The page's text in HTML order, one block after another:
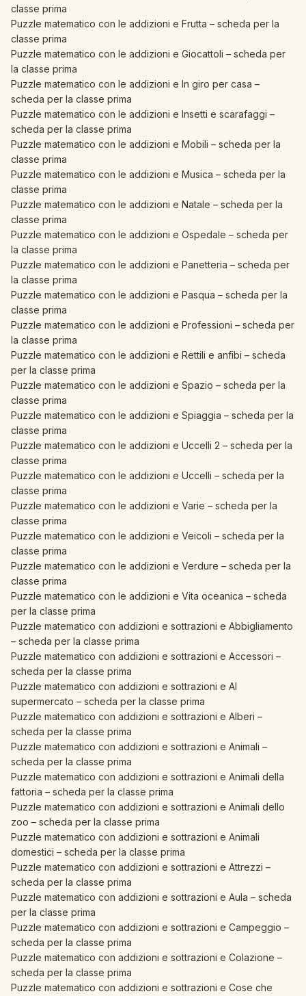
classe prima
Puzzle matematico con le addizioni e Frutta – scheda per la
classe prima
Puzzle matematico con le addizioni e Giocattoli – scheda per
la classe prima
Puzzle matematico con le addizioni e In giro per casa –
scheda per la classe prima
Puzzle matematico con le addizioni e Insetti e scarafaggi –
scheda per la classe prima
Puzzle matematico con le addizioni e Mobili – scheda per la
classe prima
Puzzle matematico con le addizioni e Musica – scheda per la
classe prima
Puzzle matematico con le addizioni e Natale – scheda per la
classe prima
Puzzle matematico con le addizioni e Ospedale – scheda per
la classe prima
Puzzle matematico con le addizioni e Panetteria – scheda per
la classe prima
Puzzle matematico con le addizioni e Pasqua – scheda per la
classe prima
Puzzle matematico con le addizioni e Professioni – scheda per
la classe prima
Puzzle matematico con le addizioni e Rettili e anfibi – scheda
per la classe prima
Puzzle matematico con le addizioni e Spazio – scheda per la
classe prima
Puzzle matematico con le addizioni e Spiaggia – scheda per la
classe prima
Puzzle matematico con le addizioni e Uccelli 2 – scheda per la
classe prima
Puzzle matematico con le addizioni e Uccelli – scheda per la
classe prima
Puzzle matematico con le addizioni e Varie – scheda per la
classe prima
Puzzle matematico con le addizioni e Veicoli – scheda per la
classe prima
Puzzle matematico con le addizioni e Verdure – scheda per la
classe prima
Puzzle matematico con le addizioni e Vita oceanica – scheda
per la classe prima
Puzzle matematico con addizioni e sottrazioni e Abbigliamento
– scheda per la classe prima
Puzzle matematico con addizioni e sottrazioni e Accessori –
scheda per la classe prima
Puzzle matematico con addizioni e sottrazioni e Al
supermercato – scheda per la classe prima
Puzzle matematico con addizioni e sottrazioni e Alberi –
scheda per la classe prima
Puzzle matematico con addizioni e sottrazioni e Animali –
scheda per la classe prima
Puzzle matematico con addizioni e sottrazioni e Animali della
fattoria – scheda per la classe prima
Puzzle matematico con addizioni e sottrazioni e Animali dello
zoo – scheda per la classe prima
Puzzle matematico con addizioni e sottrazioni e Animali
domestici – scheda per la classe prima
Puzzle matematico con addizioni e sottrazioni e Attrezzi –
scheda per la classe prima
Puzzle matematico con addizioni e sottrazioni e Aula – scheda
per la classe prima
Puzzle matematico con addizioni e sottrazioni e Campeggio –
scheda per la classe prima
Puzzle matematico con addizioni e sottrazioni e Colazione –
scheda per la classe prima
Puzzle matematico con addizioni e sottrazioni e Cose che